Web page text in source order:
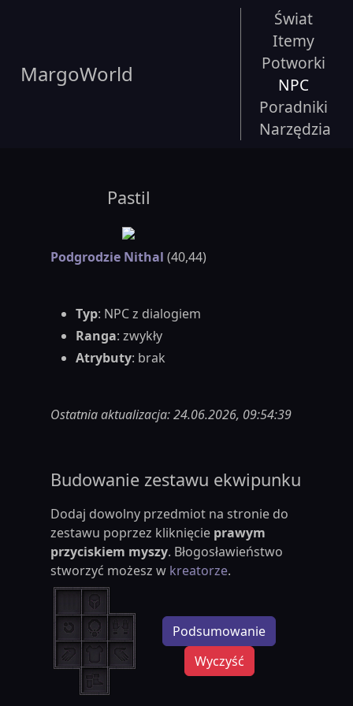
MargoWorld
Świat
Itemy
Potworki
NPC
Poradniki
Narzędzia
Pastil
Podgrodzie Nithal (40,44)
Typ: NPC z dialogiem
Ranga: zwykły
Atrybuty: brak
Ostatnia aktualizacja: 24.06.2026, 09:54:39
Budowanie zestawu ekwipunku
Dodaj dowolny przedmiot na stronie do
zestawu poprzez kliknięcie prawym
przyciskiem myszy. Błogosławieństwo
stworzyć możesz w kreatorze.
Podsumowanie
Wyczyść